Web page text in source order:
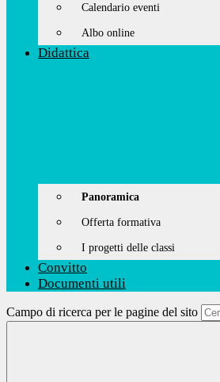
Calendario eventi
Albo online
Didattica
Panoramica
Offerta formativa
I progetti delle classi
Convitto
Documenti utili
Campo di ricerca per le pagine del sito